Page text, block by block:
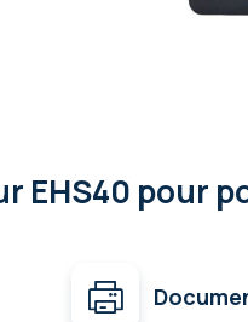
EHS40 pour